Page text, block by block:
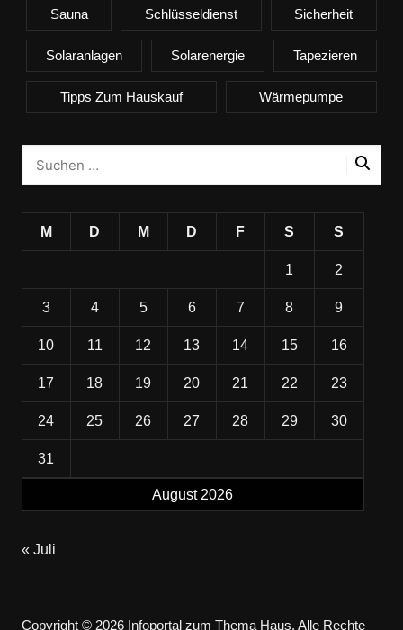
Sauna Schlüsseldienst Sicherheit
Solaranlagen Solarenergie Tapezieren
Tipps Zum Hauskauf Wärmepumpe
August 2026
M D M D F S S
1 2
3 4 5 6 7 8 9
10 11 12 13 14 15 16
17 18 19 20 21 22 23
24 25 26 27 28 29 30
31
« Juli
Copyright © 2026 Infoportal zum Thema Haus. Alle Rechte